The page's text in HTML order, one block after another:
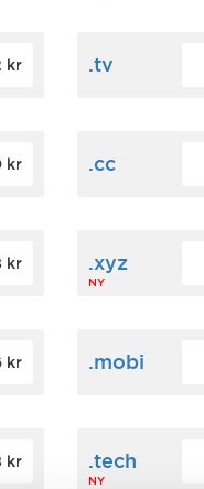
kr .tv
kr .cc
kr .xyz
NY
kr .mobi
kr .tech
NY